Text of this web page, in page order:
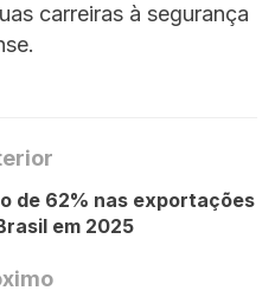
carreiras à segurança
de 62% nas exportações
em 2025